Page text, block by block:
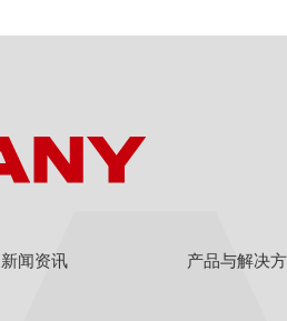
新闻资讯 产品与解决